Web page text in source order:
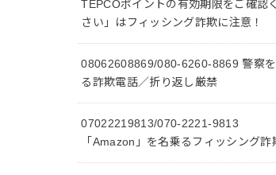
TEPCOポイントの有効期限をご確認
さい」はフィッシング詐欺に注意！
08062608869/080-6260-8869 警察
る詐欺電話／折り返し厳禁
07022219813/070-2221-9813
「Amazon」を名乗るフィッシング詐